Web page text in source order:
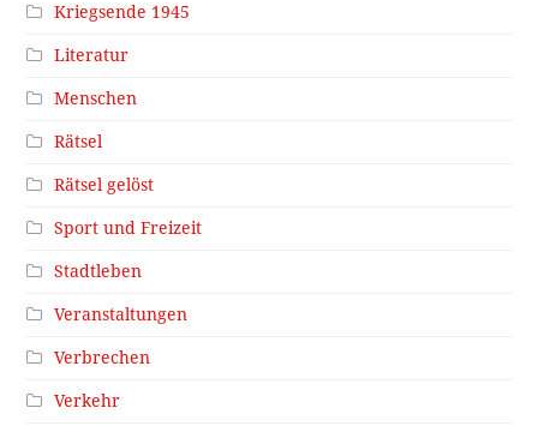
Kriegsende 1945
Literatur
Menschen
Rätsel
Rätsel gelöst
Sport und Freizeit
Stadtleben
Veranstaltungen
Verbrechen
Verkehr